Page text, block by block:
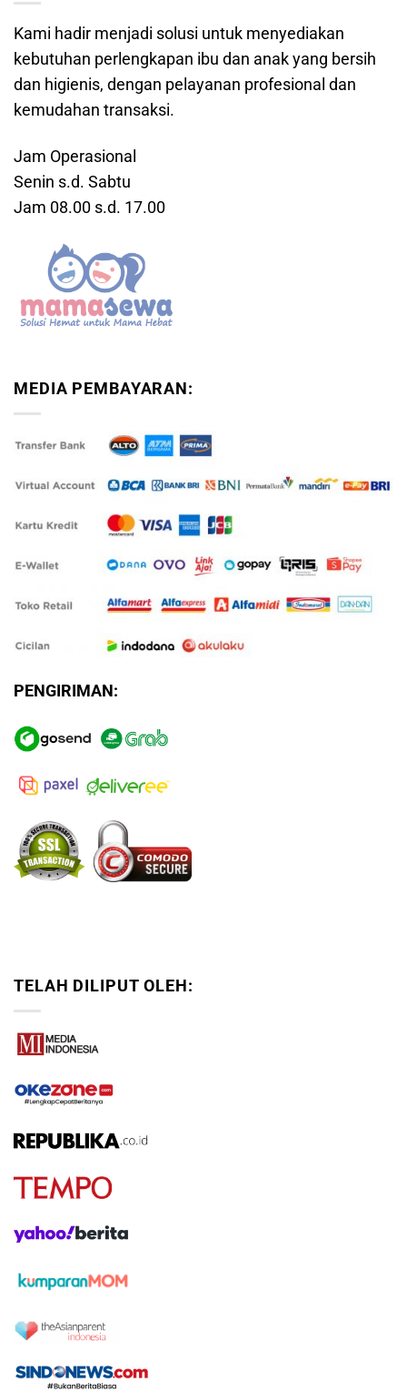
Kami hadir menjadi solusi untuk menyediakan
kebutuhan perlengkapan ibu dan anak yang bersih
dan higienis, dengan pelayanan profesional dan
kemudahan transaksi.
Jam Operasional
Senin s.d. Sabtu
Jam 08.00 s.d. 17.00
MEDIA PEMBAYARAN:
PENGIRIMAN:
TELAH DILIPUT OLEH: